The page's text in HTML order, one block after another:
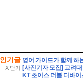
인기글
X 닫기